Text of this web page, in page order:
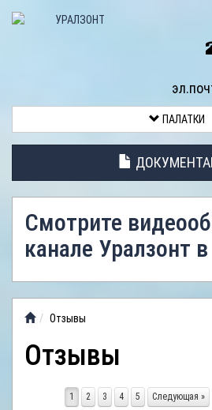
ТОВАРА
ПАЛАТОК
АНТИДОЖДЕВЫЕ
ТЕНТЫ
ВИДЕООБЗОР
ОТЗЫВЫ
ПАЛАТКИ
Смотрите
канале Уралзонт в
Отзывы
Отзывы
1 2 3 4 5 Следующая »